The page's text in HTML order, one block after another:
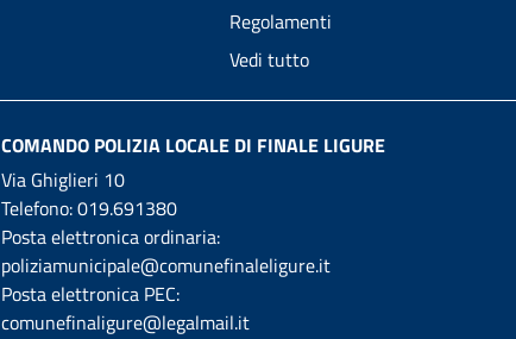
Regolamenti
Vedi tutto
COMANDO POLIZIA LOCALE DI FINALE LIGURE
Via Ghiglieri 10
Telefono:019.691380
Posta elettronica ordinaria:
poliziamunicipale@comunefinaleligure.it
Posta elettronica PEC:
comunefinaligure@legalmail.it